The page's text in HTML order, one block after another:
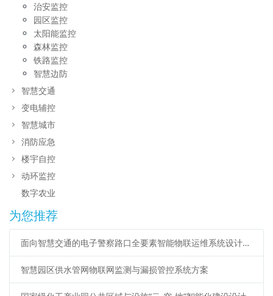
治安监控
园区监控
太阳能监控
森林监控
铁路监控
智慧边防
智慧交通
变电辅控
智慧城市
消防应急
楼宇自控
动环监控
数字农业
为您推荐
面向智慧交通的电子警察路口全要素智能物联运维系统设计方案
智慧园区供水管网物联网监测与漏损管控系统方案